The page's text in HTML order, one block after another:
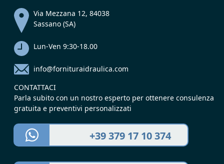
Via Mezzana 12, 84038
Sassano (SA)
Lun-Ven 9:30-18.00
info@fornituraidraulica.com
CONTATTACI
Parla subito con un nostro esperto per ottenere consulenza
gratuita e preventivi personalizzati
+39 379 17 10 374